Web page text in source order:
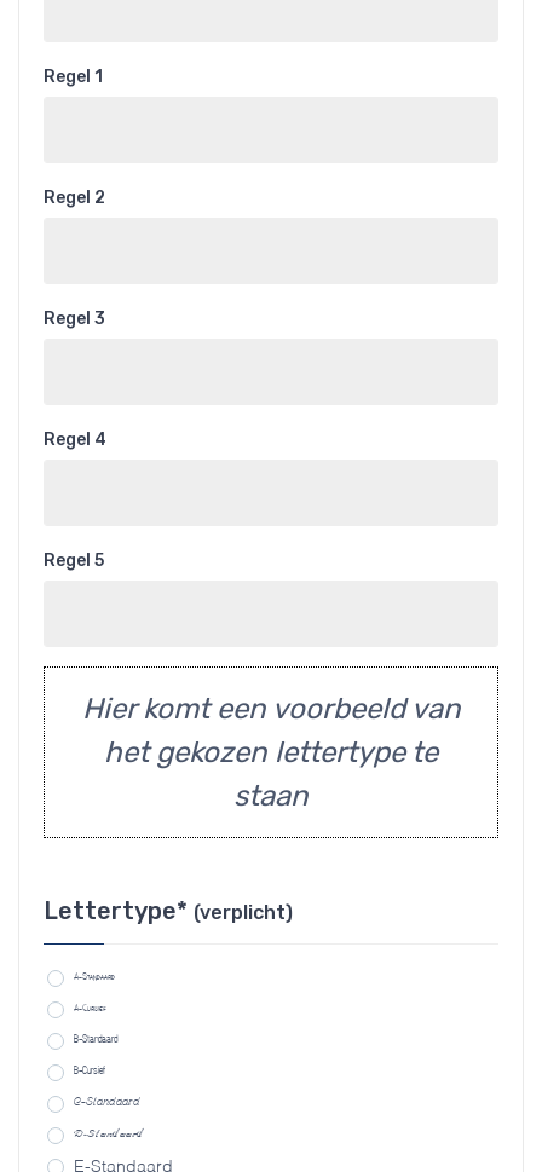
Regel 1
Regel 2
Regel 3
Regel 4
Regel 5
Hier komt een voorbeeld van
het gekozen lettertype te
staan
Lettertype* (verplicht)
A-Standaard
A-Cursief
B-Standaard
B-Cursief
C-Standaard
D-Standaard
E-Standaard